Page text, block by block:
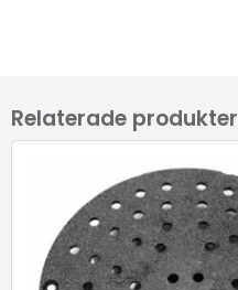
Relaterade produkter